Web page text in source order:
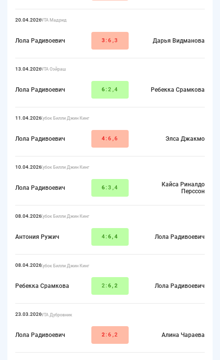
20.04.2026WTA Мадрид
Лола Радивоевич 3:6,3 Дарья Видманова
13.04.2026WTA Оэйраш
Лола Радивоевич 6:2,4 Ребекка Срамкова
11.04.2026Кубок Билли Джин Кинг
Лола Радивоевич 4:6,6 Элса Джакмо
10.04.2026Кубок Билли Джин Кинг
Лола Радивоевич 6:3,4
Кайса Риналдо
Перссон
08.04.2026Кубок Билли Джин Кинг
Антония Ружич 4: 6,4 Лола Радивоевич
08.04.2026Кубок Билли Джин Кинг
Ребекка Срамкова 2: 6,2 Лола Радивоевич
23.03.2026WTA Дубровник
Лола Радивоевич 2:6,2 Алина Чараева